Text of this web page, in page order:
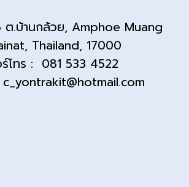
ต.บ้านกล้วย, Amphoe Muang
Thailand, 17000
ร์โทร : 081 533 4522
c_yontrakit@hotmail.com